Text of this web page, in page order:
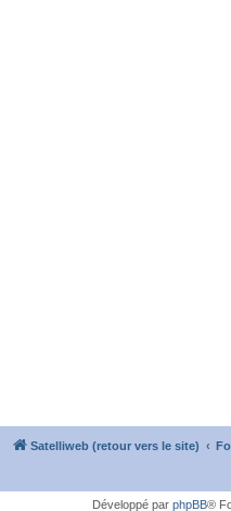
Satelliweb (retour vers le site)
Développé par phpBB®